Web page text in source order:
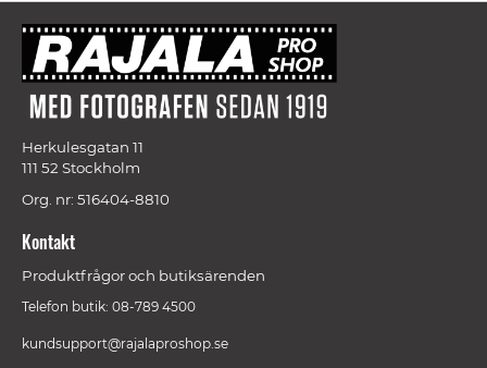
Herkulesgatan 11
111 52 Stockholm
Org. nr: 516404-8810
Kontakt
Produktfrågor och butiksärenden
Telefon butik: 08-789 4500
kundsupport@rajalaproshop.se